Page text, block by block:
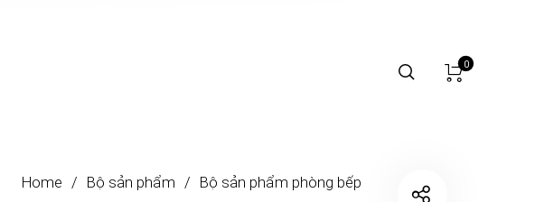
0
Home / Bộ sản phẩm / Bộ sản phẩm phòng bếp